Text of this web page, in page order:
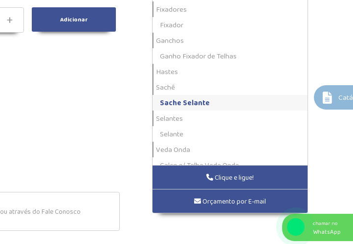
+
através do Fale Conosco
Fixadores
Fixador
Ganchos
Ganho Fixador de Telhas
Hastes
Sachê
Sache Selante
Selantes
Selante
Veda Onda
Calço p/ Telha Veda Onda
Clique e ligue!
Orçamento por E-mail
chamar no
WhatsApp